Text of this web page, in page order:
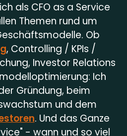
als CFO as a Service
Themen rund um
Ob
, Controlling / KPIs /
Investor Relations
Ich
Gründung, beim
und dem
. Und das Ganze
- wann und so viel